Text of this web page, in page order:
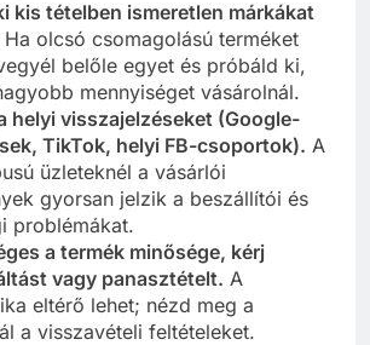
kis tételben ismeretlen márkákat
Ha olcsó csomagolású terméket
belőle egyet és próbáld ki,
mennyiséget vásárolnál.
helyi visszajelzéseket (Google-
TikTok, helyi FB-csoportok). A
üzleteknél a vásárlói
gyorsan jelzik a beszállítói és
problémákat.
a termék minősége, kérj
vagy panasztételt. A
eltérő lehet; nézd meg a
a visszavételi feltételeket.